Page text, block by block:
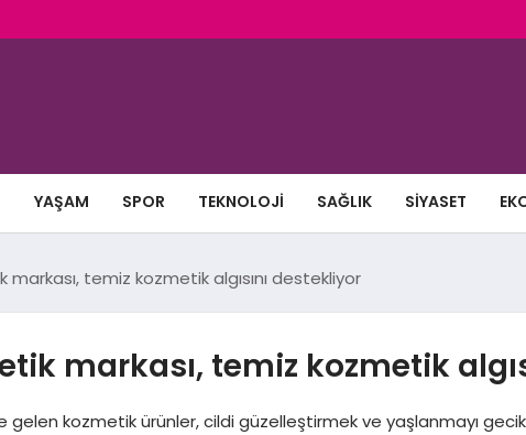
YAŞAM SPOR TEKNOLOJI SAĞLIK SIYASET
temiz kozmetik algısını destekliyor
markası, temiz kozmetik
kozmetik ürünler, cildi güzelleştirmek ve yaşlanmayı